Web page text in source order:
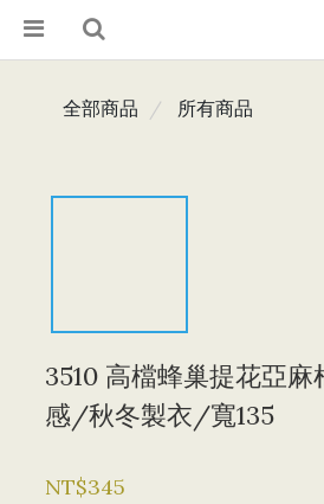
全部商品 所有商品
3510 高檔蜂巢提花亞
感/秋冬製衣/寬135
NT$345